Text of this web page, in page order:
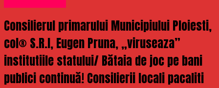
Consilierul primarului Municipiului Ploiesti,
col® S.R.I, Eugen Pruna, „viruseaza”
institutiile statului/ Bătaia de joc pe bani
publici continuă! Consilierii locali pacaliti